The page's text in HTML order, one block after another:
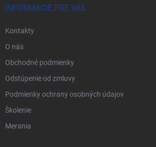
INFORMÁCIE PRE VÁS
Kontakty
O nás
Obchodné podmienky
Odstúpenie od zmluvy
Podmienky ochrany osobných údajov
Školenie
Merania